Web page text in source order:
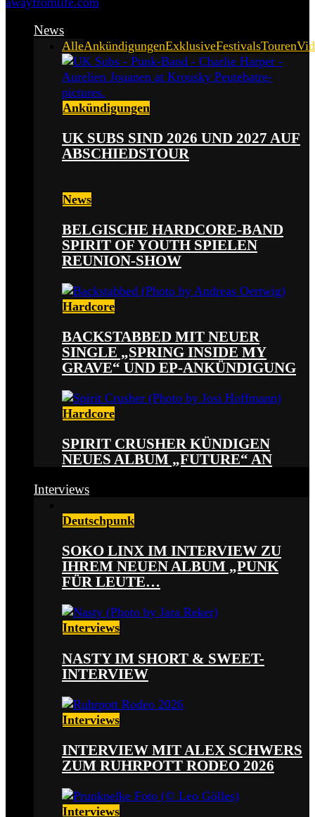
News
AlleAnkündigungenExklusiveFestivalsTouren
Ankündigungen
UK SUBS SIND 2026 UND 2027 AUF
ABSCHIEDSTOUR
News
BELGISCHE HARDCORE-BAND
SPIRIT OF YOUTH SPIELEN
REUNION-SHOW
Hardcore
BACKSTABBED MIT NEUER
SINGLE „SPRING INSIDE MY
GRAVE“ UND EP-ANKÜNDIGUNG
Hardcore
SPIRIT CRUSHER KÜNDIGEN
NEUES ALBUM „FUTURE“ AN
Interviews
Deutschpunk
SOKO LINX IM INTERVIEW ZU
IHREM NEUEN ALBUM „PUNK
FÜR LEUTE…
Interviews
NASTY IM SHORT & SWEET-
INTERVIEW
Interviews
INTERVIEW MIT ALEX SCHWERS
ZUM RUHRPOTT RODEO 2026
Interviews